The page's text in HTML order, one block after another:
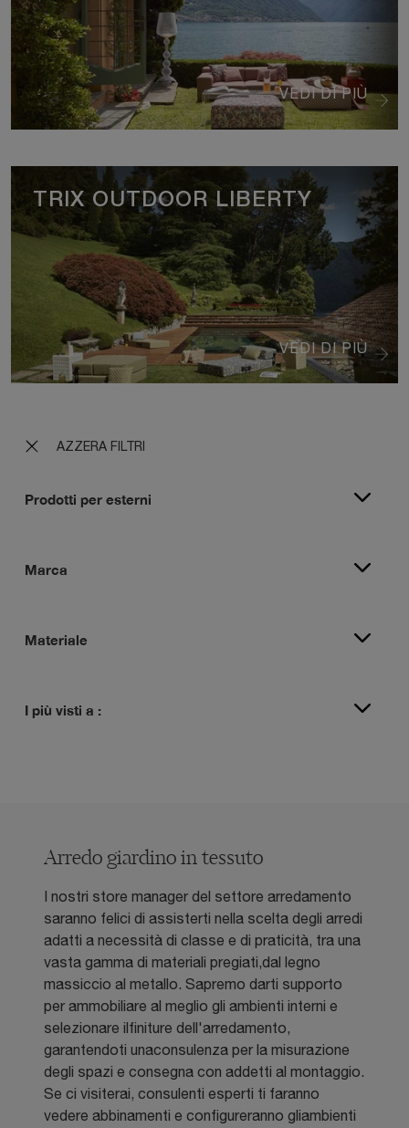
AZZERA FILTRI
Prodotti per esterni
Marca
Materiale
I più visti a :
VEDI DI PIÙ
VEDI DI PIÙ
TRIX OUTDOOR LIBERTY
Arredo giardino in tessuto
I nostri store manager del settore arredamento
saranno felici di assisterti nella scelta degli arredi
adatti a necessità di classe e di praticità, tra una
vasta gamma di materiali pregiati,dal legno
massiccio al metallo. Sapremo darti supporto
per ammobiliare al meglio gli ambienti interni e
selezionare ilfiniture dell'arredamento,
garantendoti unaconsulenza per la misurazione
degli spazi e consegna con addetti al montaggio.
Se ci visiterai, consulenti esperti ti faranno
vedere abbinamenti e configureranno gliambienti